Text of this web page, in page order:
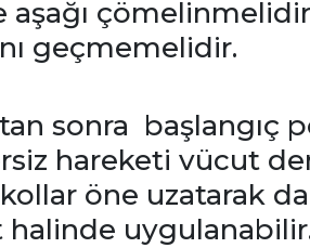
aşağı
geçmemelidir.
sonra başlangıç
hareketi vücut
öne uzatarak da
halinde